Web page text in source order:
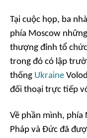
Tại cuộc họp, ba
phía Moscow
thượng đỉnh tổ
trong đó có lập
thống Ukraine
đối thoại trực tiếp
Về phần mình, phía
Pháp và Đức đã